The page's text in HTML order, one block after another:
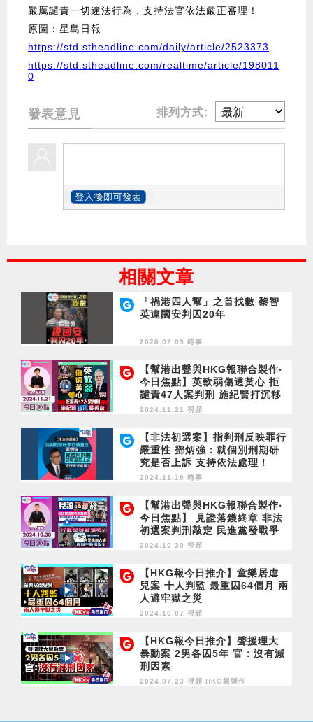
嚴厲譴責一切違法行為，支持法官依法嚴正審理！
原圖：星島日報
https://std.stheadline.com/daily/article/2523373
https://std.stheadline.com/realtime/article/198011
0
發表意見 排列方式:
相關文章
「禍港四人幫」之首找數 黎智
英違國安判囚20年
2026.02.09 時事
【幫港出聲與HKG報聯合製作‧
今日焦點】英軟弱傷透黃心 拒
譴責47人案判刑 施紀賢打沉移
英友
2024.11.21 視頻
【非法初選案】指判刑反映罪行
嚴重性 鄧炳強：就個別刑期研
究是否上訴 支持依法處理！
2024.11.19 時事
【幫港出聲與HKG報聯合製作‧
今日焦點】 見證落鑊終章 非法
初選案判刑敲定 民進黨發戰爭
夢？ 向美購無人機 台青對主戰
2024.10.30 視頻
【HKG報今日推介】童樂居虐
兒案 十人判監 最重囚64個月 兩
人避牢獄之災
2024.10.07 視頻
【HKG報今日推介】聲援理大
暴動案 2男各囚5年 官：沒有減
刑因素
2024.07.23 視頻 HKG報製作